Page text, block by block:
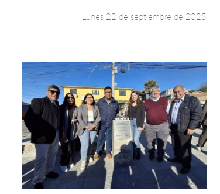
Lunes 22 de septiembre de 2025